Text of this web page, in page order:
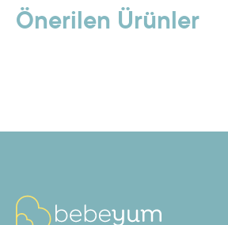
Önerilen Ürünler